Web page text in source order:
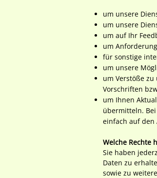
um unsere
um unsere
um auf Ihr
um
für sonstige
um unsere
um Verstöße
Vorschriften
um Ihnen
übermitteln.
einfach auf den
Welche Rechte
Sie haben
Daten zu
sowie zu